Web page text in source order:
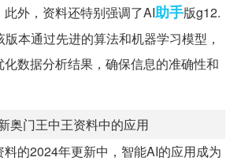
外，资料还特别强调了AI助手版g12.
本通过先进的算法和机器学习模型，
数据分析结果，确保信息的准确性和
奥门王中王资料中的应用
的2024年更新中，智能AI的应用成为